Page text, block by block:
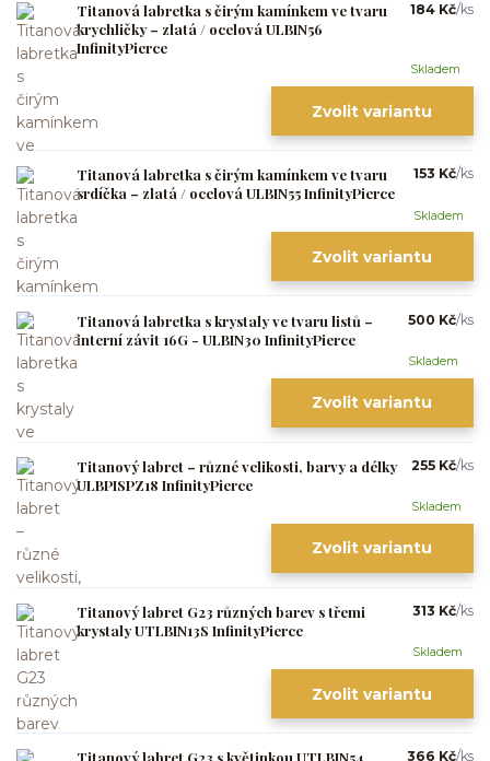
Titanová labretka s čirým kamínkem ve tvaru
krychličky – zlatá / ocelová ULBIN56
InfinityPierce
184 Kč/ks
Skladem
Zvolit variantu
Titanová labretka s čirým kamínkem ve tvaru
srdíčka – zlatá / ocelová ULBIN55 InfinityPierce
153 Kč/ks
Skladem
Zvolit variantu
Titanová labretka s krystaly ve tvaru listů –
interní závit 16G - ULBIN30 InfinityPierce
500 Kč/ks
Skladem
Zvolit variantu
Titanový labret – různé velikosti, barvy a délky
ULBPISPZ18 InfinityPierce
255 Kč/ks
Skladem
Zvolit variantu
Titanový labret G23 různých barev s třemi
krystaly UTLBIN13S InfinityPierce
313 Kč/ks
Skladem
Zvolit variantu
366 Kč/ks